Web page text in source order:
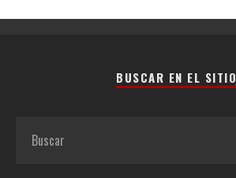
BUSCAR EN EL SITIO